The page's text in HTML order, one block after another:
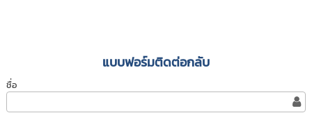
แบบฟอร์มติดต่อกลับ
ชื่อ